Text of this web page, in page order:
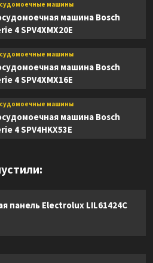
машины
машина Bosch
4 SPV4XMX20E
машины
машина Bosch
4 SPV4XMX16E
машины
машина Bosch
4 SPV4HKX53E
панель Electrolux LIL61424C